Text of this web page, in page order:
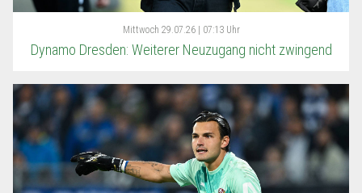
Mittwoch 29.07.26 | 07:13 Uhr
Dynamo Dresden: Weiterer Neuzugang nicht zwingend